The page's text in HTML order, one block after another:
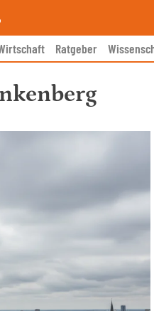
Ratgeber